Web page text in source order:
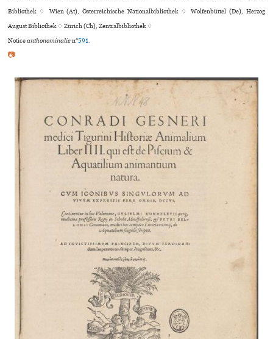
Bibliothek ♢ Wien (At), Österreichische Nationalbibliothek ♢ Wolfenbüttel (De), Herzog
August Bibliothek ♢ Zürich (Ch), Zentralbibliothek ♢
Noticeanthonominalien°591.
📷